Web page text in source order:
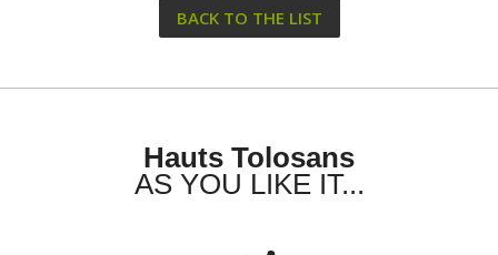
BACK TO THE LIST
Hauts Tolosans
AS YOU LIKE IT...